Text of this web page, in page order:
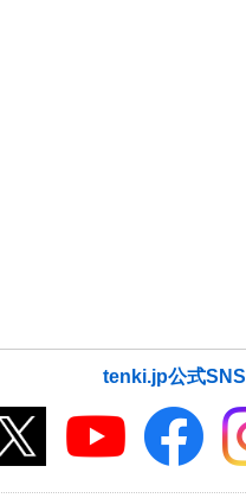
tenki.jp公式SNS